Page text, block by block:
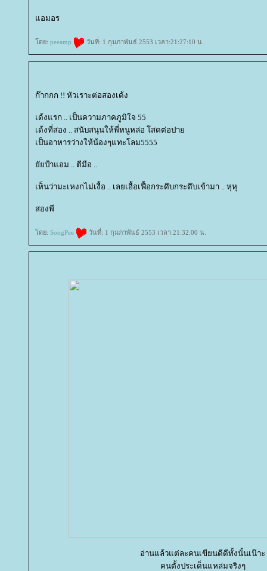
อมอร
ดย: peeamp วันที่: 1 กุมภาพันธ์ 2553 เวลา:21:27:10 น.
ก๊ากกก !! หัวเราะต่อสองเด้ง
เด้งแรก .. เป็นความภาคภูมิใจ 55
เด้งที่สอง .. สนับสนุนให้พี่หนูหล่อ โสดต่อปา
เป็นอาหารว่างให้น้องๆแทะโลม5555
ัยป้าแอม .. ตีมือ ..
เห็นว่ามะเหงกไม่เงื้อ .. เลยเอื้อเฟื้อกระดึบกระดึบเข้ามา .. หุหุ
สองพี
ดย: SongPee วันที่: 1 กุมภาพันธ์ 2553 เวลา:21:32:00 น.
อ่านแล้วแต่ละคนเขียนดีดีทั้งนั้นเน๊าะ
คนตั้งประเด็นแหล่มจริงๆ